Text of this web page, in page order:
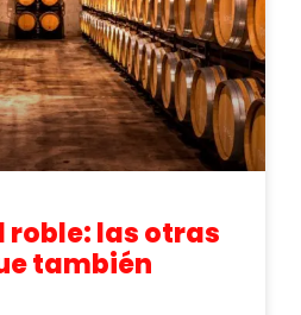
roble: las otras
también